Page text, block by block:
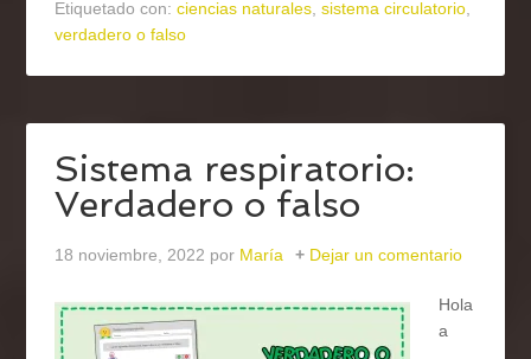
Etiquetado con:ciencias naturales,sistema circulatorio,
verdadero o falso
Sistema respiratorio:
Verdadero o falso
18 noviembre, 2022 por María Dejar un comentario
Hola
a